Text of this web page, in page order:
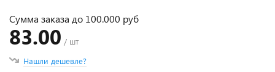
Сумма заказа до 100.000 руб
83.00 / шт
Нашли дешевле?